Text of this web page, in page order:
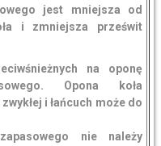
jest mniejsza od
i zmniejsza prześwit
na oponę
Opona koła
i łańcuch może do
nie należy